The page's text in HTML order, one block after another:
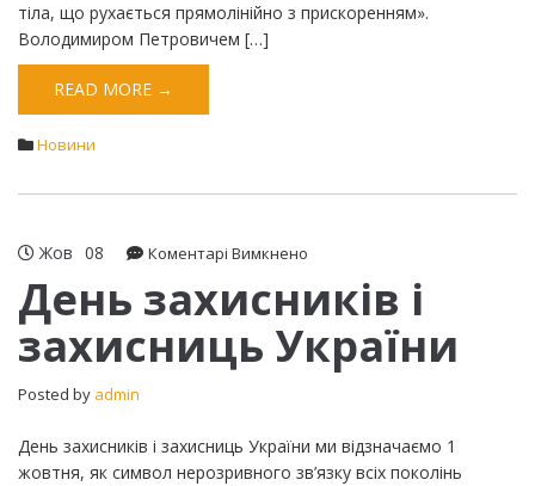
тіла, що рухається прямолінійно з прискоренням».
Володимиром Петровичем […]
READ MORE →
Новини
Жов 08 Коментарі Вимкнено
захисників
захисниць
України
День захисників і
захисниць України
Posted by admin
День захисників і захисниць України ми відзначаємо 1
жовтня, як символ нерозривного зв’язку всіх поколінь